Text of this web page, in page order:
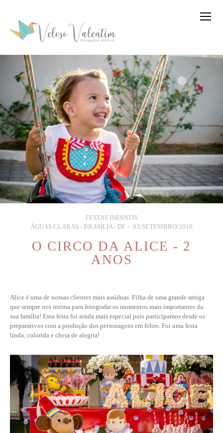
FESTAS INFANTIS
ÁGUAS CLARAS - BRASÍLIA - DF
03/SETEMBRO/2016
O CIRCO DA ALICE - 2
ANOS
Alice é uma de nossas clientes mais assíduas. Filha de uma grande amiga
que sempre nos intima para fotografar os momentos mais importantes da
sua família! Essa festa foi ainda mais especial pois participamos desde os
preparativos com a produção dos personagens em feltro. Foi uma festa
linda, colorida e cheia de alegria!